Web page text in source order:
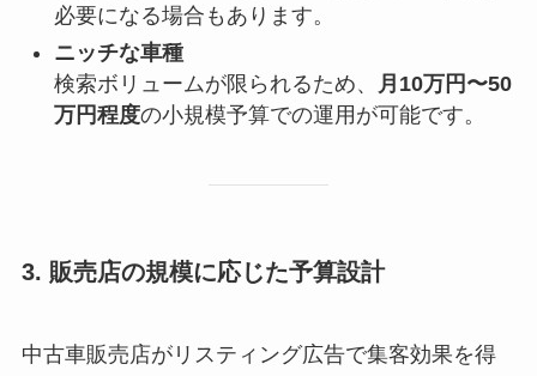
必要になる場合もあります。
ニッチな車種
検索ボリュームが限られるため、
月10万円〜50
万円程度の小規模予算での運用が可能です。
3. 販売店の規模に応じた予算設計
中古車販売店がリスティング広告で集客効果を得